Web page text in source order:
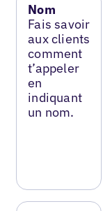
Nom
Fais savoir
aux clients
comment
t’appeler
en
indiquant
un nom.